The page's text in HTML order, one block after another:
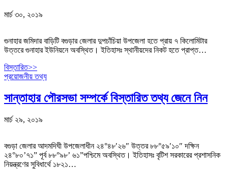
মার্চ ৩০, ২০১৯
গুনাহার জমিদার বাড়িটি বগুড়ার জেলার দুপচাঁচিয়া উপজেলা হতে প্রায় ৭ কিলোমিটার
উত্তরে গুনাহার ইউনিয়নে অবস্থিত। ইতিহাসঃ স্থানীয়দের নিকট হতে প্রাপ্ত…
বিস্তারিত>>
প্রয়োজনীয় তথ্য
সান্তাহার পৌরসভা সম্পর্কে বিস্তারিত তথ্য জেনে নিন
মার্চ ২৯, ২০১৯
বগুড়া জেলার আদমদিঘী উপজেলাধীন ২৪°৪৮′২৬″ উত্তর ৮৮°৫৯′১০″ দক্ষিন
২৪°৮০’৭১” পূর্ব ৮৮°৯৮’ ৬১”পশ্চিমে অবস্থিত। ইতিহাসঃ বৃটিশ সরকারের প্রশাসনিক
নিয়ন্ত্রণের সুবিধার্থে ১৮২১…